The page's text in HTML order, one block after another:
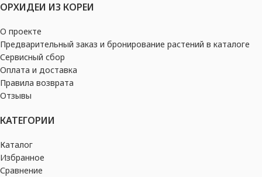
ОРХИДЕИ ИЗ КОРЕИ
О проекте
Предварительный заказ и бронирование растений в каталоге
Сервисный сбор
Оплата и доставка
Правила возврата
Отзывы
КАТЕГОРИИ
Каталог
Избранное
Сравнение